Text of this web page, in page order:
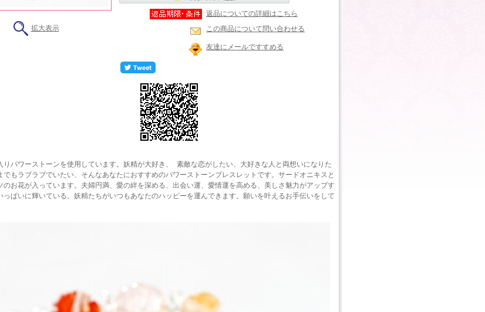
拡大表示
返品についての詳細はこちら
この商品について問い合わせる
友達にメールですすめる
りパワーストーンを使用しています。妖精が大好き、 素敵な恋がしたい、大好きな人と両想いになりた
でもラブラブでいたい、そんなあなたにおすすめのパワーストーンブレスレットです。サードオニキスと
のお花が入っています。夫婦円満、愛の絆を深める、出会い運、愛情運を高める、美しさ魅力がアップす
っぱいに輝いている。妖精たちがいつもあなたのハッピーを運んできます。願いを叶えるお手伝いをして